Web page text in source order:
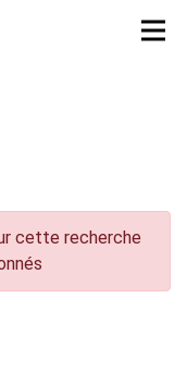
cette recherche